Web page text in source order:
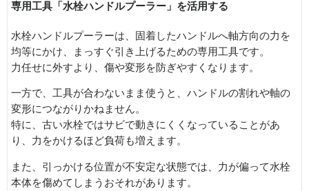
専用工具「水栓ハンドルプーラー」を活用する
水栓ハンドルプーラーは、固着したハンドルへ軸方向の力を
均等にかけ、まっすぐ引き上げるための専用工具です。
力任せに外すより、傷や変形を防ぎやすくなります。
一方で、工具が合わないまま使うと、ハンドルの割れや軸の
変形につながりかねません。
特に、古い水栓ではサビで動きにくくなっていることがあ
り、力をかけるほど負荷も増えます。
また、引っかける位置が不安定な状態では、力が偏って水栓
本体を傷めてしまうおそれがあります。